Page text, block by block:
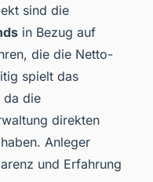
sind die
in Bezug auf
die die Netto-
spielt das
da die
direkten
Anleger
und Erfahrung